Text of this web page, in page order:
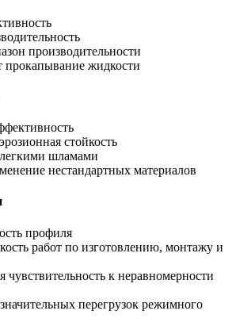
производительности
жидкости
стойкость
шламами
нестандартных материалов
профиля
работ по изготовлению, монтажу и
чувствительность к неравномерности
перегрузок режимного